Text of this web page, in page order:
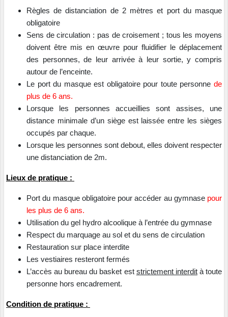
Règles de distanciation de 2 mètres et port du masque
obligatoire
Sens de circulation : pas de croisement ; tous les moyens
doivent être mis en œuvre pour fluidifier le déplacement
des personnes, de leur arrivée à leur sortie, y compris
autour de l’enceinte.
Le port du masque est obligatoire pour toute personne de
plus de 6 ans.
Lorsque les personnes accueillies sont assises, une
distance minimale d’un siège est laissée entre les sièges
occupés par chaque.
Lorsque les personnes sont debout, elles doivent respecter
une distanciation de 2m.
Lieux de pratique :
Port du masque obligatoire pour accéder au gymnase pour
les plus de 6 ans.
Utilisation du gel hydro alcoolique à l’entrée du gymnase
Respect du marquage au sol et du sens de circulation
Restauration sur place interdite
Les vestiaires resteront fermés
L’accès au bureau du basket est strictement interdità toute
personne hors encadrement.
Condition de pratique :